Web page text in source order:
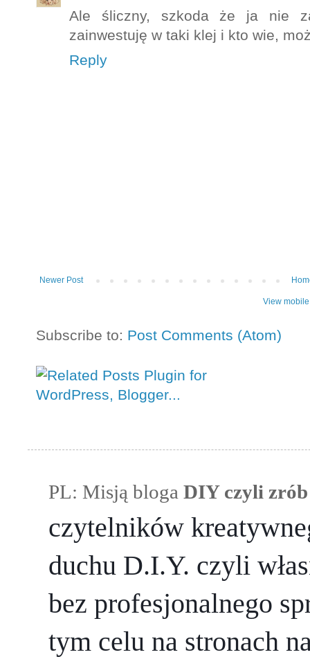
Ale śliczny, szkoda że ja nie
zainwestuję w taki klej i kto wie,
Reply
Newer Post
View
Subscribe to: Post Comments (Atom)
PL: Misją bloga DIY czyli zrób
czytelników
duchu D.I.Y. czyli
bez profesjonalnego
tym celu na stronach